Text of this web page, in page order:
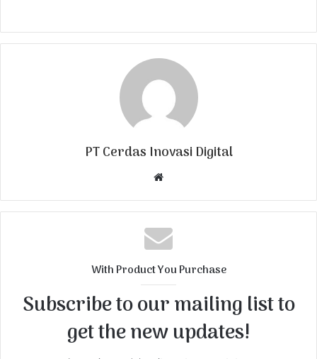
PT Cerdas Inovasi Digital
b
s
i
With Product You Purchase
Subscribe to our mailing list to
get the new updates!